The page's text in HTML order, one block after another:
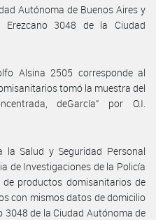
Autónoma de Buenos Aires y
Erezcano 3048 de la Ciudad
Alsina 2505 corresponde al
tomó la muestra del
deGarcía” por O.I.
la Salud y Seguridad Personal
de Investigaciones de la Policía
productos domisanitarios de
con mismos datos de domicilio
3048 de la Ciudad Autónoma de